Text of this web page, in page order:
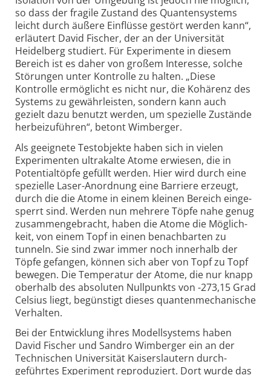
so dass der fragile Zustand des Quanten­systems
leicht durch äußere Einflüsse gestört werden kann“,
erläutert David Fischer, der an der Univer­sität
Heidel­berg studiert. Für Experi­mente in diesem
Bereich ist es daher von großem Interesse, solche
Störungen unter Kontrolle zu halten. „Diese
Kontrolle ermöglicht es nicht nur, die Kohärenz des
Systems zu gewähr­leisten, sondern kann auch
gezielt dazu benutzt werden, um spezielle Zustände
herbei­zuführen“, betont Wimberger.
Als geeignete Test­objekte haben sich in vielen
Experimenten ultra­kalte Atome erwiesen, die in
Potential­töpfe gefüllt werden. Hier wird durch eine
spezielle Laser-Anordnung eine Barriere erzeugt,
durch die die Atome in einem kleinen Bereich einge­
sperrt sind. Werden nun mehrere Töpfe nahe genug
zusammen­gebracht, haben die Atome die Möglich­
keit, von einem Topf in einen benach­barten zu
tunneln. Sie sind zwar immer noch inner­halb der
Töpfe gefangen, können sich aber von Topf zu Topf
bewegen. Die Temperatur der Atome, die nur knapp
oberhalb des absoluten Nullpunkts von -273,15 Grad
Celsius liegt, begünstigt dieses quanten­mechanische
Verhalten.
Bei der Entwicklung ihres Modell­systems haben
David Fischer und Sandro Wimberger ein an der
Tech­nischen Univer­sität Kaisers­lautern durch­
geführtes Experiment reproduziert. Dort wurde das